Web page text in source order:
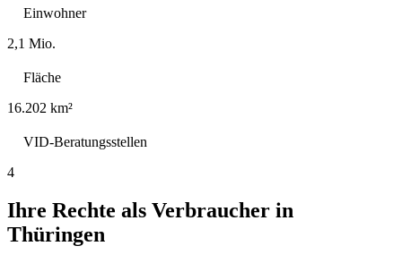
Einwohner
2,1 Mio.
Fläche
16.202 km²
VID-Beratungsstellen
4
Ihre Rechte als Verbraucher in
Thüringen